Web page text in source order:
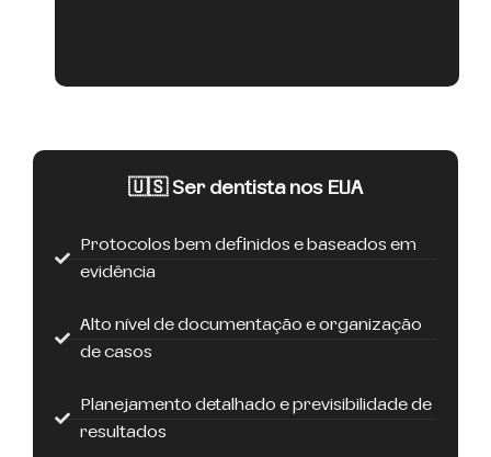
🇺🇸 Ser dentista nos EUA
Protocolos bem definidos e baseados em
evidência
Alto nível de documentação e organização
de casos
Planejamento detalhado e previsibilidade de
resultados